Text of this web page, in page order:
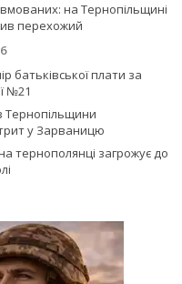
на Тернопільщині
перехожий
батьківської плати за
№21
Тернопільщини
у Зарваницю
тернополянці загрожує до